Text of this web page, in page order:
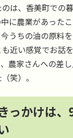
は、香美町での
に農業があった
うちの油の原料
近い感覚でお話
農家さんへの差
笑）。
っかけは